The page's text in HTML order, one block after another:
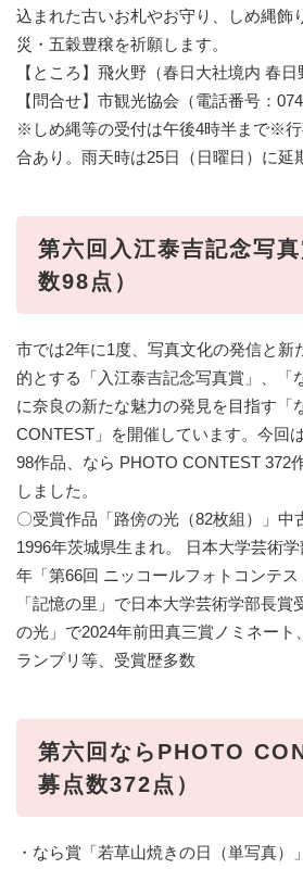
込まれた古いお札やお守り、しめ縄飾
災・五穀豊穣を祈願します。
【ところ】飛火野（春日大社境内 春日
【問合せ】市観光協会（電話番号：
※しめ縄等の受付は午後4時半まで※
合あり。雨天時は25日（日曜日）に延
第六回入江泰吉記念写
数98点）
市では2年に1度、写真文化の発信と新
的とする「入江泰吉記念写真賞」、「
に奈良の新たな魅力の発見を目指す「
CONTEST」を開催しています。今回
98作品、なら PHOTO CONTEST 372
しました。
〇受賞作品「路傍の光（82枚組）」中
1996年茨城県生まれ。 日本大学芸術
年「第66回 ニッコールフォトコンテ
「記憶の里」で日本大学芸術学部長
の光」で2024年前田真三賞ノミネート
ランプリ等、受賞歴多数
第六回ならPHOTO
募点数372点）
・なら賞「若草山焼きの日（単写真